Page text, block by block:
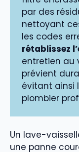
par des
nettoyant
les codes
rétablissez
entretien au
prévient
évitant ainsi
plombier
Un lave-
une panne